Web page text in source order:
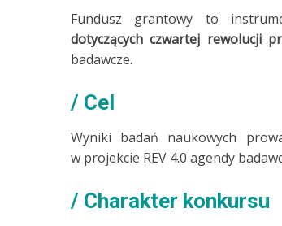
Fundusz grantowy to
dotyczących czwartej rewolucji
badawcze.
Cel
Wyniki badań naukowych
w projekcie REV 4.0 agendy
Charakter konkursu